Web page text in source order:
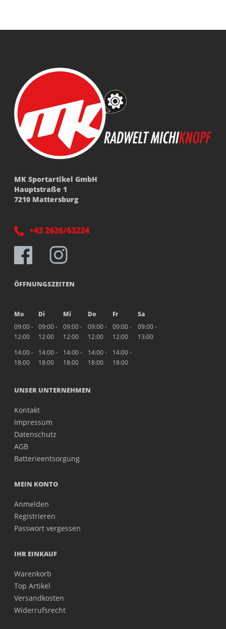
MK Sportartikel GmbH
Hauptstraße 1
7210 Mattersburg
+43 2626/63224
ÖFFNUNGSZEITEN
Mo Di Mi Do Fr
Sa
09:00 -
12:00
09:00 -
12:00
09:00 -
12:00
09:00 -
12:00
09:00 -
12:00
09:00 -
13:00
14:00 -
18:00
14:00 -
18:00
14:00 -
18:00
14:00 -
18:00
14:00 -
18:00
UNSER UNTERNEHMEN
Kontakt
Impressum
Datenschutz
AGB
Batterieentsorgung
MEIN KONTO
Anmelden
Registrieren
Passwort vergessen
IHR EINKAUF
Warenkorb
Top Artikel
Versandkosten
Widerrufsrecht